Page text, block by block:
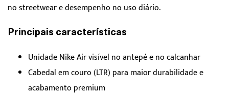
no streetwear e desempenho no uso diário.
Principais características
Unidade Nike Air visível no antepé e no calcanhar
Cabedal em couro (LTR) para maior durabilidade e
acabamento premium